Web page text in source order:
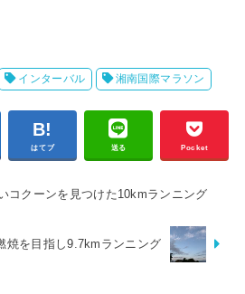
インターバル 湘南国際マラソン
はてブ 送る Pocket
コクーンを見つけた10kmランニング
焼を目指し9.7kmランニング